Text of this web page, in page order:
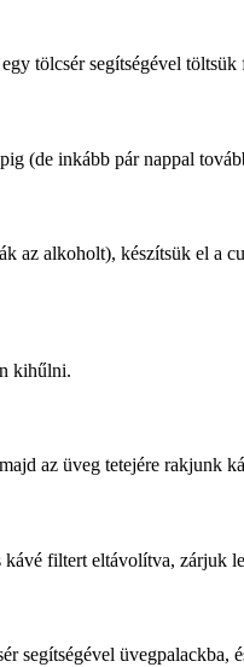
tölcsér segítségével
(de inkább pár nappal
az alkoholt), készítsük el a
kihűlni.
az üveg tetejére rakjunk
filtert eltávolítva, zárjuk
segítségével üvegpalackba,